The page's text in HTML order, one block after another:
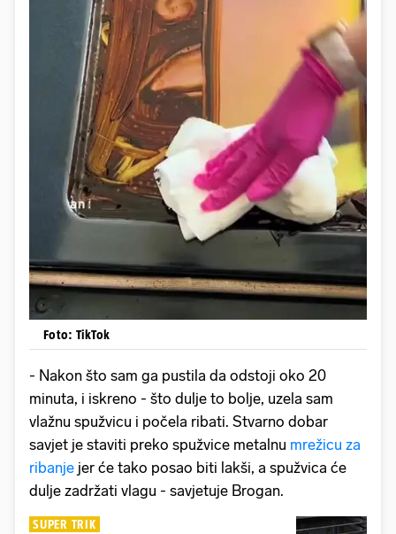
Foto: TikTok
- Nakon što sam ga pustila da odstoji oko 20
minuta, i iskreno - što dulje to bolje, uzela sam
vlažnu spužvicu i počela ribati. Stvarno dobar
savjet je staviti preko spužvice metalnu mrežicu za
ribanje jer će tako posao biti lakši, a spužvica će
dulje zadržati vlagu - savjetuje Brogan.
SUPER TRIK